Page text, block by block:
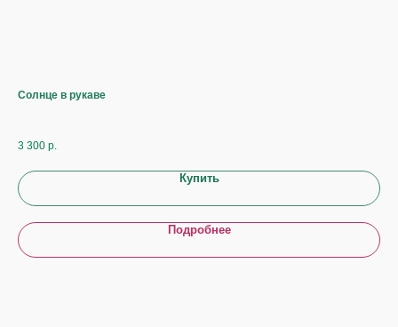
Солнце в рукаве
3 300 р.
Купить
Подробнее